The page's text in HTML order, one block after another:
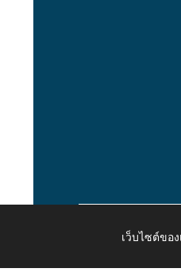
Copyright © 2026
เว็บไซต์ขอ